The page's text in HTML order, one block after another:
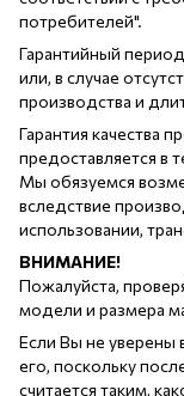
потребителей".
Гарантийный
или, в случае
производства и
Гарантия качества
предоставляется в
Мы обязуемся
вследствие
использовании,
ВНИМАНИЕ!
Пожалуйста,
модели и размера
Если Вы не уверены
его, поскольку
считается таким,